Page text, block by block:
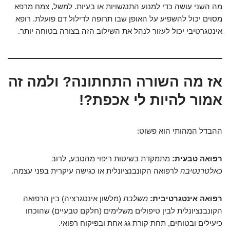
מה השני עושה כדי למנוע התנגשויות או בעיות. למשל, צמח מרפא
מסוים יכול להשפיע על האופן שבו תרופה לדילול דם פועלת. רופא
אינטגרטיבי יכול לעזור לנהל את השילוב הזה בצורה בטוחה יותר.
אז מה השורה התחתונה? ולמה זה
אמור להיות לי אכפת?!
ההבדל המהותי הוא פשוט:
רפואה טבעית: מתמקדת בשיטות ריפוי מהטבע, לרוב
כאלטרנטיבה לרפואה הקונבנציונלית או כגישה עיקרית בפני עצמה.
רפואה אינטגרטיבית: משלבת (מלשון אינטגרציה) בין הרפואה
הקונבנציונלית לבין טיפולים משלימים (חלקם טבעיים) שהוכחו
כיעילים ובטוחים, תחת קורת גג אחת ובפיקוח רפואי.